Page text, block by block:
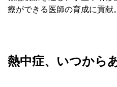
療ができる医師の育成に貢献。
熱中症、いつから